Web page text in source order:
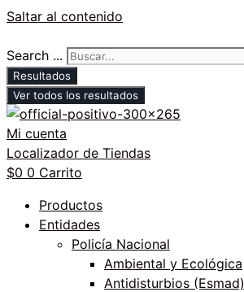
Saltar al contenido
Search ...
Resultados
Ver todos los resultados
Mi cuenta
Localizador de Tiendas
$0 0 Carrito
Productos
Entidades
Policía Nacional
Ambiental y Ecológica
Antidisturbios (Esmad)